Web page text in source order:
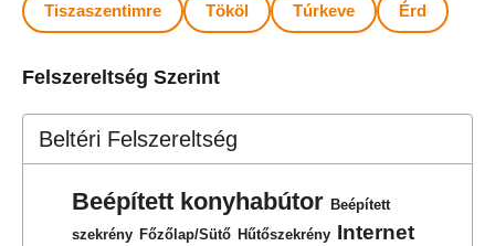
Tiszaszentimre Tököl Túrkeve Érd
Felszereltség Szerint
Beltéri Felszereltség
Beépített konyhabútor Beépített
szekrény Főzőlap/Sütő Hűtőszekrény Internet